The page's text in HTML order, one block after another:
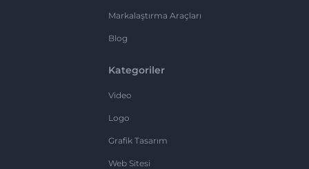
Markalaştırma Araçları
Blog
Kategoriler
Video
Logo
Grafik Tasarım
Web Sitesi